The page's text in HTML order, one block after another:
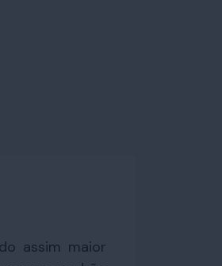
assim maior